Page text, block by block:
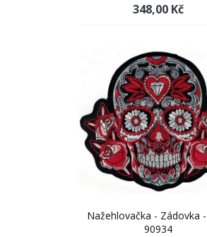
348,00 Kč
Nažehlovačka - Zádovka
90934